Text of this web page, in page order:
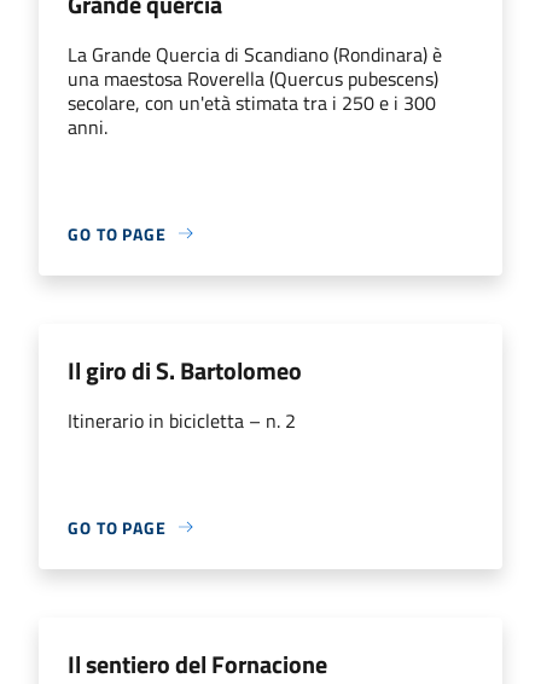
La Grande Quercia di Scandiano (Rondinara) è
una maestosa Roverella (Quercus pubescens)
secolare, con un'età stimata tra i 250 e i 300
anni.
GO TO PAGE
Il giro di S. Bartolomeo
Itinerario in bicicletta – n. 2
GO TO PAGE
Il sentiero del Fornacione